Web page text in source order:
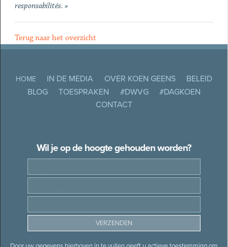
responsabilités. »
Terug naar het overzicht
HOME IN DE MEDIA OVER KOEN GEENS
BELEID
BLOG
TOESPRAKEN #DWVG
#DAGKOEN
CONTACT
Wil je op de hoogte gehouden worden?